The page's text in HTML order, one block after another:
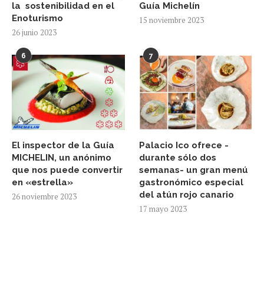
la sostenibilidad en el
Enoturismo
26 junio 2023
Guía Michelín
15 noviembre 2023
6
El inspector de la Guía
MICHELIN, un anónimo
que nos puede convertir
en «estrella»
26 noviembre 2023
7
Palacio Ico ofrece -
durante sólo dos
semanas- un gran menú
gastronómico especial
del atún rojo canario
17 mayo 2023